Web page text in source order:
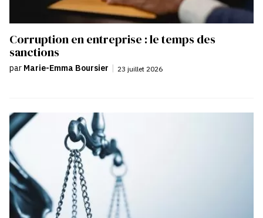
Corruption en entreprise : le temps des
sanctions
par Marie-Emma Boursier | 23 juillet 2026